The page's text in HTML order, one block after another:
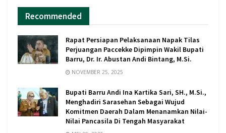
Recommended
Rapat Persiapan Pelaksanaan Napak Tilas
Perjuangan Paccekke Dipimpin Wakil Bupati
Barru, Dr. Ir. Abustan Andi Bintang, M.Si.
NOVEMBER 25, 2025
Bupati Barru Andi Ina Kartika Sari, SH., M.Si.,
Menghadiri Sarasehan Sebagai Wujud
Komitmen Daerah Dalam Menanamkan Nilai-
Nilai Pancasila Di Tengah Masyarakat